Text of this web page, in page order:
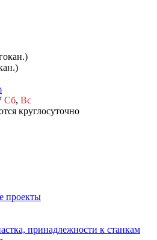
Сб, Вс
круглосуточно
проекты
принадлежности к станкам